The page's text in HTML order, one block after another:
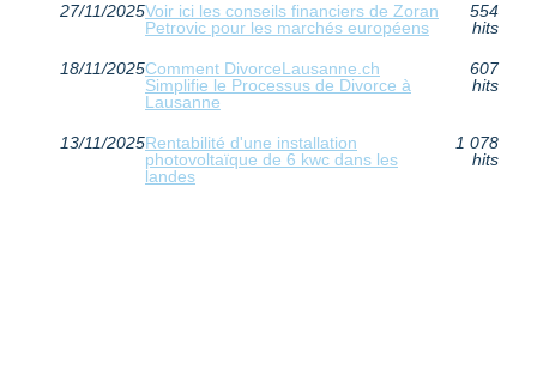
27/11/2025Voir ici les conseils financiers de Zoran
Petrovic pour les marchés européens
554
hits
18/11/2025Comment DivorceLausanne.ch
Simplifie le Processus de Divorce à
Lausanne
607
hits
13/11/2025Rentabilité d'une installation
photovoltaïque de 6 kwc dans les
landes
1 078
hits